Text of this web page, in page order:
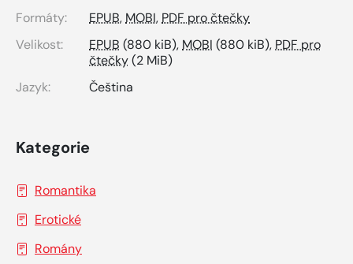
Formáty: EPUB, MOBI, PDF pro čtečky
Velikost:
EPUB (880 kiB), MOBI (880 kiB), PDF pro
čtečky(2 MiB)
Jazyk:
Čeština
Kategorie
Romantika
Erotické
Romány